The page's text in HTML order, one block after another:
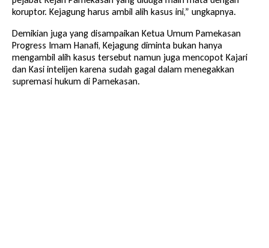
koruptor. Kejagung harus ambil alih kasus ini,” ungkapnya.
Demikian juga yang disampaikan Ketua Umum Pamekasan
Progress Imam Hanafi, Kejagung diminta bukan hanya
mengambil alih kasus tersebut namun juga mencopot Kajari
dan Kasi intelijen karena sudah gagal dalam menegakkan
supremasi hukum di Pamekasan.